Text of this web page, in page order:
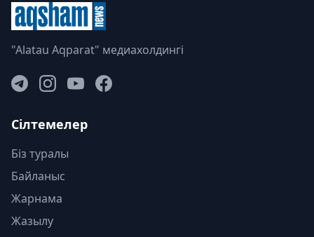
"Alatau Aqparat" медиахолдингі
Сілтемелер
Біз туралы
Байланыс
Жарнама
Жазылу